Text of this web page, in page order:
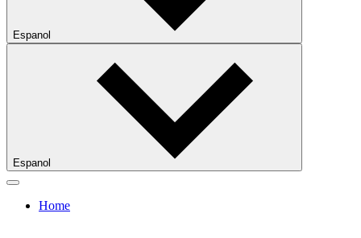
Espanol
Espanol
Home